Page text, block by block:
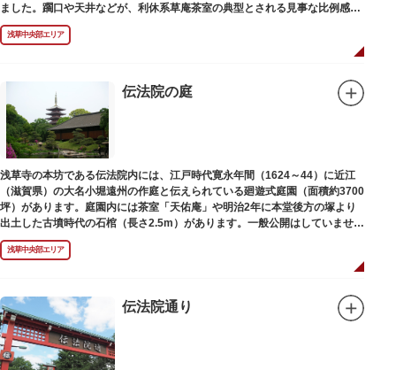
ました。躙口や天井などが、利休系草庵茶室の典型とされる見事な比例感を
醸し出しています。
浅草中央部エリア
伝法院の庭
浅草寺の本坊である伝法院内には、江戸時代寛永年間（1624～44）に近江
（滋賀県）の大名小堀遠州の作庭と伝えられている廻遊式庭園（面積約3700
坪）があります。庭園内には茶室「天佑庵」や明治2年に本堂後方の塚より
出土した古墳時代の石棺（長さ2.5m）があります。一般公開はしていません
が、不定期で特別公開されることがあります。
浅草中央部エリア
伝法院通り